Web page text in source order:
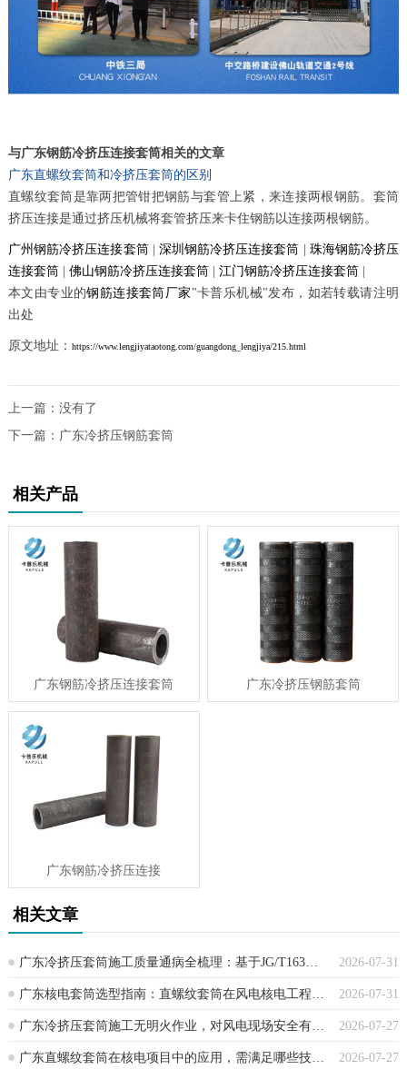
与广东钢筋冷挤压连接套筒相关的文章
广东直螺纹套筒和冷挤压套筒的区别
直螺纹套筒是靠两把管钳把钢筋与套管上紧，来连接两根钢筋。套筒
挤压连接是通过挤压机械将套管挤压来卡住钢筋以连接两根钢筋。
广州钢筋冷挤压连接套筒| 深圳钢筋冷挤压连接套筒
珠海钢筋冷挤压
连接套筒| 佛山钢筋冷挤压连接套筒| 江门钢筋冷挤压连接套筒|
本文由专业的钢筋连接套筒厂家 "卡普乐机械"发布，如若转载请注明
出处
原文地址： https://www.lengjiyataotong.com/guangdong_lengjiya/215.html
上一篇：没有了
下一篇： 广东冷挤压钢筋套筒
相关产品
广东钢筋冷挤压连接套筒 广东冷挤压钢筋套筒
广东钢筋冷挤压连接
相关文章
2026-07-31
广东冷挤压套筒施工质量通病全梳理：基于JG/T163、JGJ107规范的防控方案
2026-07-31
2026-07-27
广东冷挤压套筒施工无明火作业，对风电现场安全有哪些帮助？
2026-07-27
广东直螺纹套筒在核电项目中的应用，需满足哪些技术规程？